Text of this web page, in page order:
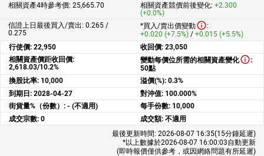
相關資產4時參考價: 25,665.70 相關資產競價前後變化: +2.300
(+0.0%)
信證上日最後買入/賣出: 0.265 /
0.275
*買入/賣出價變動
:
+0.020 (+7.5%) / +0.015 (+5.5%)
行使價: 22,950 收回價: 23,050
相關資產價距收回價:
2,618.03/10.2%
變動每價位所需的相關資產變化
:
50點
換股比率: 10,000 溢價(%): 0.3%
到期日: 2028-04-27 對沖值: 100.000%
街貨量%（份數）: - (不適用) 每手份數: 10,000
成交宗數: 0 成交額: 不適用
最後更新時間: 2026-08-07 16:35(15分鐘延遲)
*以上數據於2026-08-07 16:00:03自動更新
(即時報價僅供參考，或因網絡問題有所延遲)